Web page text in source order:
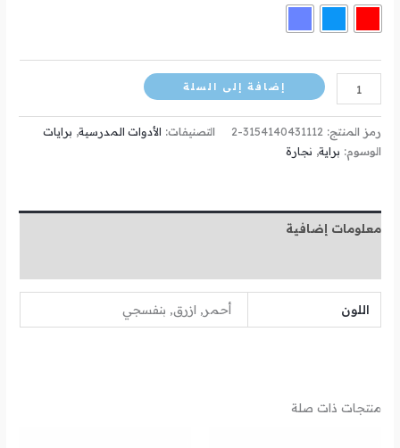
إضافة إلى السلة
رمز المنتج:3154140431112-2 التصنيفات: الأدوات المدرسية, برايات
الوسوم: براية, نجارة
معلومات إضافية
اللون أحمر, ازرق, بنفسجي
منتجات ذات صلة